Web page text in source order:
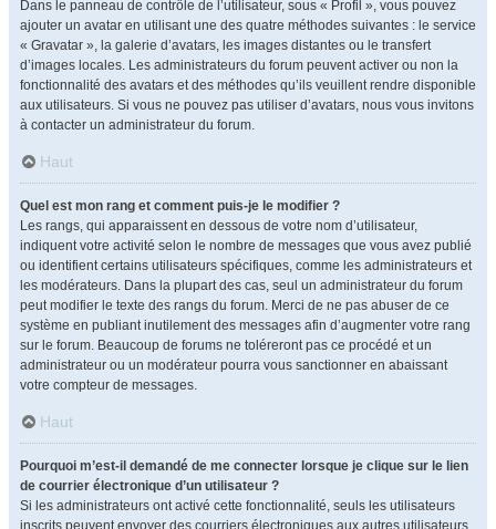
Dans le panneau de contrôle de l’utilisateur, sous « Profil », vous pouvez
ajouter un avatar en utilisant une des quatre méthodes suivantes : le service
« Gravatar », la galerie d’avatars, les images distantes ou le transfert
d’images locales. Les administrateurs du forum peuvent activer ou non la
fonctionnalité des avatars et des méthodes qu’ils veuillent rendre disponible
aux utilisateurs. Si vous ne pouvez pas utiliser d’avatars, nous vous invitons
à contacter un administrateur du forum.
Haut
Quel est mon rang et comment puis-je le modifier ?
Les rangs, qui apparaissent en dessous de votre nom d’utilisateur,
indiquent votre activité selon le nombre de messages que vous avez publié
ou identifient certains utilisateurs spécifiques, comme les administrateurs et
les modérateurs. Dans la plupart des cas, seul un administrateur du forum
peut modifier le texte des rangs du forum. Merci de ne pas abuser de ce
système en publiant inutilement des messages afin d’augmenter votre rang
sur le forum. Beaucoup de forums ne toléreront pas ce procédé et un
administrateur ou un modérateur pourra vous sanctionner en abaissant
votre compteur de messages.
Haut
Pourquoi m’est-il demandé de me connecter lorsque je clique sur le lien
de courrier électronique d’un utilisateur ?
Si les administrateurs ont activé cette fonctionnalité, seuls les utilisateurs
inscrits peuvent envoyer des courriers électroniques aux autres utilisateurs